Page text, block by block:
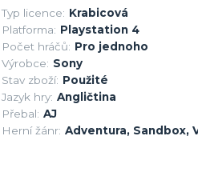
Typ licence: Krabicová
Platforma: Playstation 4
Počet hráčů: Pro jednoho
Výrobce: Sony
Stav zboží: Použité
Jazyk hry: Angličtina
Přebal: AJ
Herní žánr: Adventura, Sandbox,